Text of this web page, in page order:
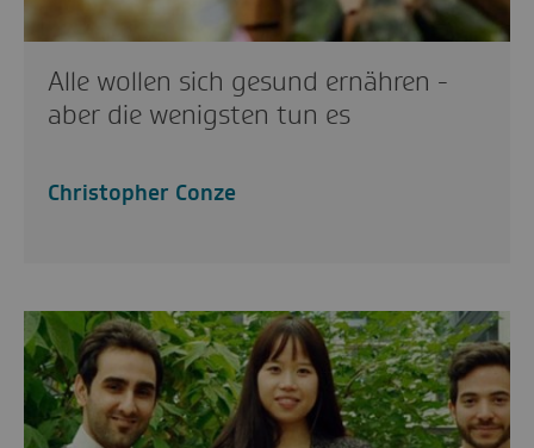
Alle wollen sich gesund ernähren -
aber die wenigsten tun es
Christopher Conze